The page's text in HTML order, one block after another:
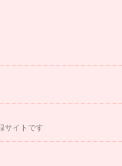
サイトです